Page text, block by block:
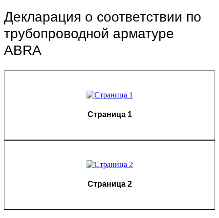
Декларация о соответствии по
трубопроводной арматуре
ABRA
Страница 1
Страница 2